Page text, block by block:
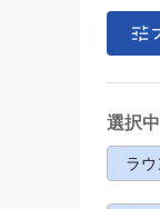
選択
ラ